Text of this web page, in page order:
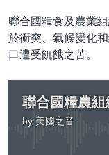
美國專訊
視頻存檔
YOUTUBE頻道
新聞音頻
海外港人
港人港心
美國透視
國語
關注我們
其他語言網站
聯合國糧食及農業
於衝突、氣候變化
口遭受飢餓之苦。
by 美國之音